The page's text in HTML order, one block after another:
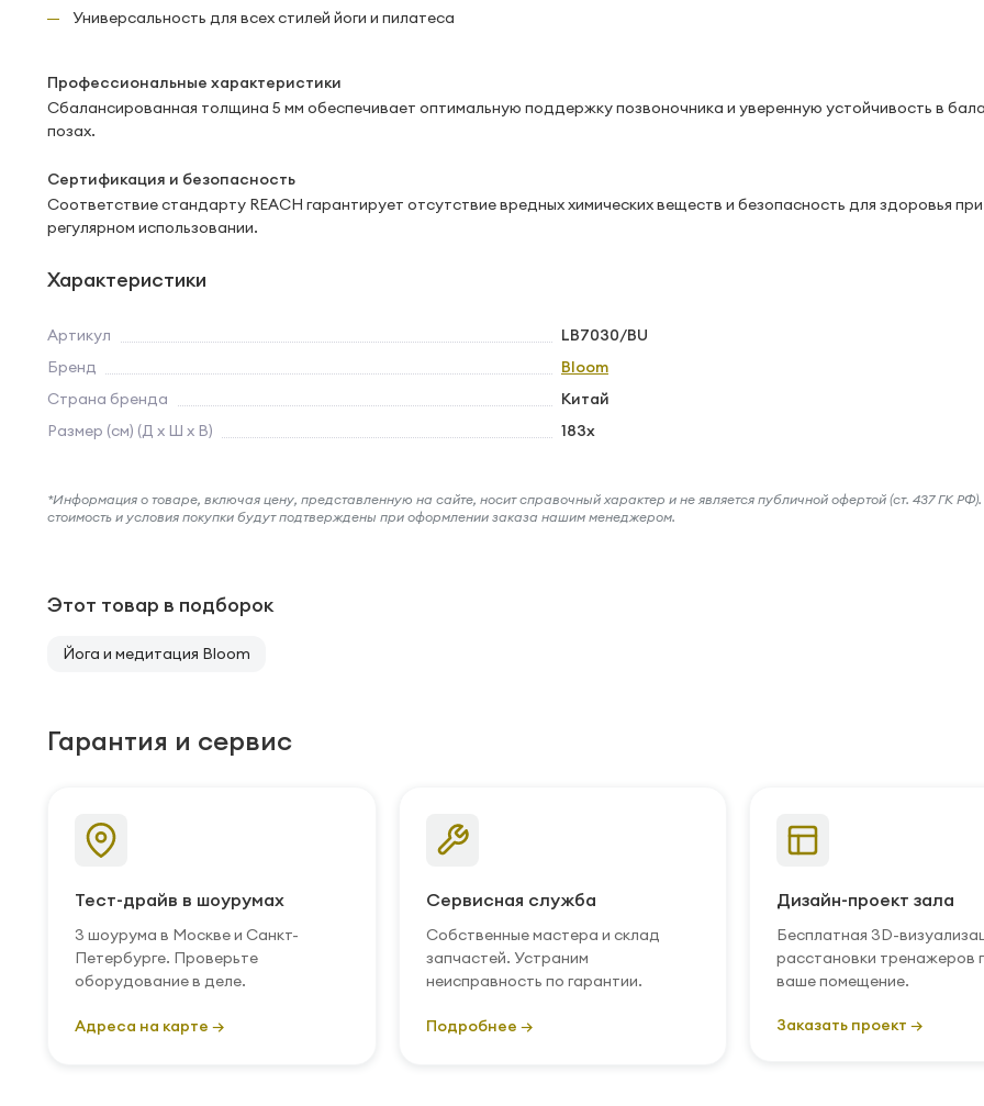
Универсальность для всех стилей йоги и пилатеса
Профессиональные характеристики
Сбалансированная толщина 5 мм обеспечивает оптимальную поддержку позвоночника и уверенную устойчивость в
позах.
Сертификация и безопасность
Соответствие стандарту REACH гарантирует отсутствие вредных химических веществ и безопасность для здоровья при
регулярном использовании.
Характеристики
Артикул
LB7030/BU
Бренд
Bloom
Страна бренда
Китай
Размер (см) (Д х Ш х В)
183х
*Информация о товаре, включая цену, представленную на сайте, носит справочный характер и не является публичной офертой (ст. 437 ГК РФ).
стоимость и условия покупки будут подтверждены при оформлении заказа нашим менеджером.
Этот товар в подборок
Йога и медитация Bloom
Гарантия и сервис
Тест-драйв в шоурумах
3 шоурума в Москве и Санкт-
Петербурге. Проверьте
оборудование в деле.
Адреса на карте →
Сервисная служба
Собственные мастера и склад
запчастей. Устраним
неисправность по гарантии.
Подробнее →
Дизайн-проект зала
Бесплатная 3D-
расстановки тренажеров
ваше помещение.
Заказать проект →